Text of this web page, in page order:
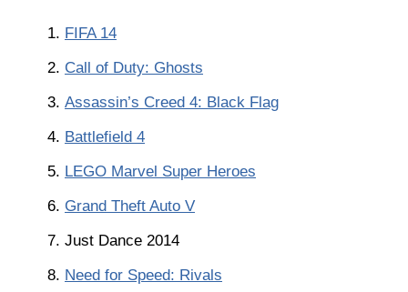
FIFA 14
Call of Duty: Ghosts
Assassin’s Creed 4: Black Flag
Battlefield 4
LEGO Marvel Super Heroes
Grand Theft Auto V
Just Dance 2014
Need for Speed: Rivals